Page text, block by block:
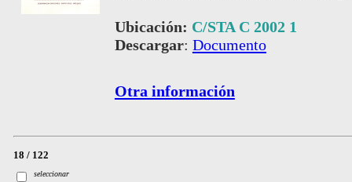
Ubicación: C/STA C 2002 1
Descargar: Documento
Otra información
18 / 122
seleccionar